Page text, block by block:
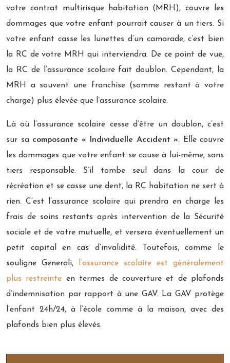
votre contrat multirisque habitation (MRH), couvre les
dommages que votre enfant pourrait causer à un tiers. Si
votre enfant casse les lunettes d’un camarade, c’est bien
la RC de votre MRH qui interviendra. De ce point de vue,
la RC de l’assurance scolaire fait doublon. Cependant, la
MRH a souvent une franchise (somme restant à votre
charge) plus élevée que l’assurance scolaire.
Là où l’assurance scolaire cesse d’être un doublon, c’est
sur sa composante « Individuelle Accident ». Elle couvre
les dommages que votre enfant se cause à lui-même, sans
tiers responsable. S’il tombe seul dans la cour de
récréation et se casse une dent, la RC habitation ne sert à
rien. C’est l’assurance scolaire qui prendra en charge les
frais de soins restants après intervention de la Sécurité
sociale et de votre mutuelle, et versera éventuellement un
petit capital en cas d’invalidité. Toutefois, comme le
souligne Generali,
l’assurance scolaire est généralement
plus restreinte en termes de couverture et de plafonds
d’indemnisation par rapport à une GAV. La GAV protège
l’enfant 24h/24, à l’école comme à la maison, avec des
plafonds bien plus élevés.